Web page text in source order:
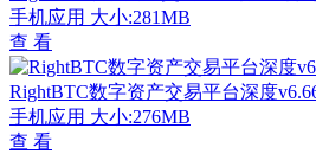
手机应用 大小:281MB
查 看
RightBTC数字资产交易平台深度
手机应用 大小:276MB
查 看